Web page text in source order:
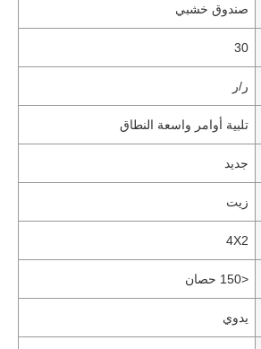
صندوق خشبي
30
ر/ر
تلبية أوامر واسعة النطاق
جديد
زيت
4X2
<150 حصان
يدوي